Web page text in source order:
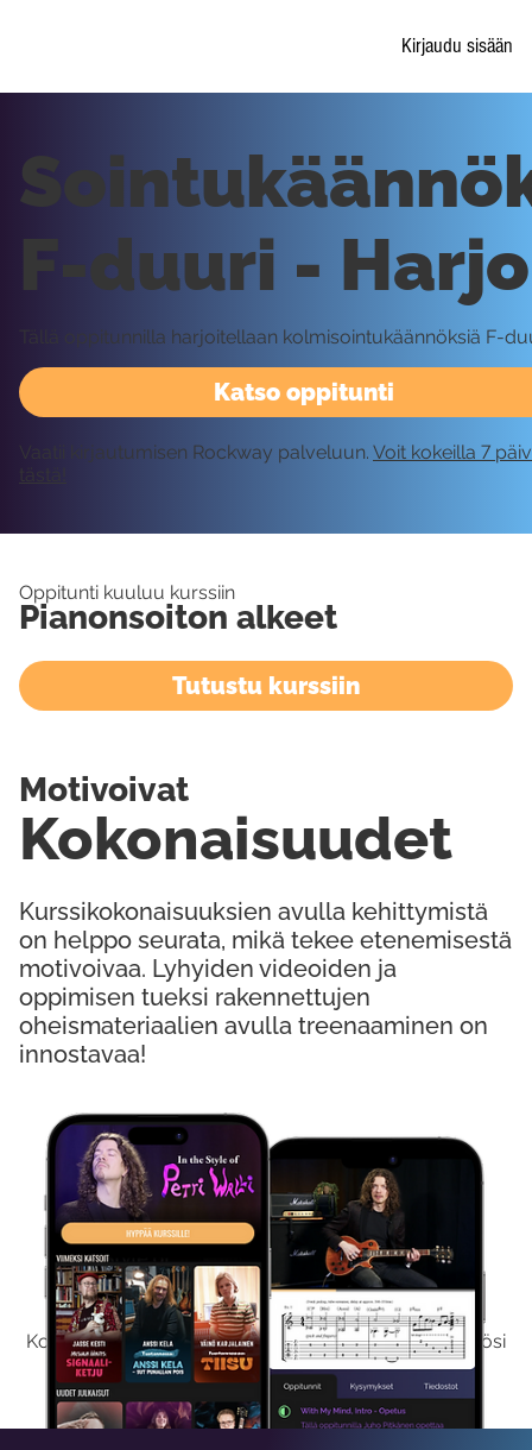
Kirjaudu sisään
Kokeile Ilmaiseksi
Kokeilemalla ilmaiseksi saat koko sisältömme käyttöösi
viikon ajaksi.
Katso oppitunti
F-duuri -
Tällä oppitunnilla harjoitellaan kolmisointukäännöksiä F-
Vaatii kirjautumisen Rockway palveluun. Voit kokeilla 7
tästä!
Oppitunti kuuluu kurssiin
Pianonsoiton alkeet
Tutustu kurssiin
Kurssikokonaisuuksien avulla kehittymistä
on helppo seurata, mikä tekee etenemisestä
motivoivaa. Lyhyiden videoiden ja
oppimisen tueksi rakennettujen
oheismateriaalien avulla treenaaminen on
innostavaa!
Kokonaisuudet
Motivoivat